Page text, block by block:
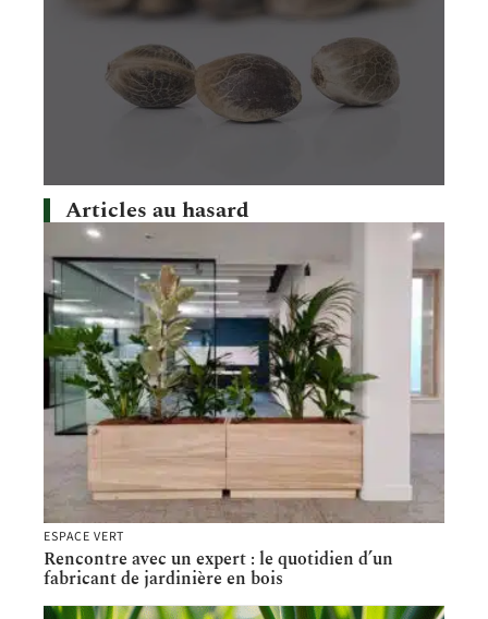
Articles au hasard
ESPACE VERT
Rencontre avec un expert : le quotidien d’un
fabricant de jardinière en bois